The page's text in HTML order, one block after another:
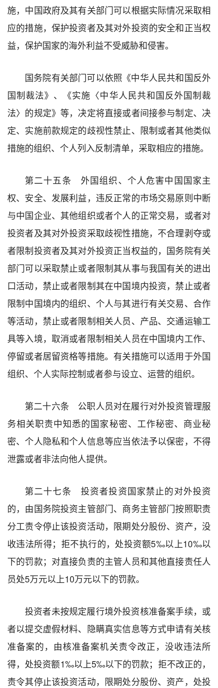
施，中国政府及其有关部门可以根据实际情况采取相
应的措施，保护投资者及其对外投资的安全和正当权
益，保护国家的海外利益不受威胁和侵害。
国务院有关部门可以依照《中华人民共和国反外
国制裁法》、《实施〈中华人民共和国反外国制裁
法〉的规定》等，决定将直接或者间接参与制定、决
定、实施前款规定的歧视性禁止、限制或者其他类似
措施的组织、个人列入反制清单，采取相应的措施。
第二十五条 外国组织、个人危害中国国家主
权、安全、发展利益，违反正常的市场交易原则中断
与中国企业、其他组织或者个人的正常交易，或者对
投资者及其对外投资采取歧视性措施，不合理剥夺或
者限制投资者及其对外投资正当权益的，国务院有关
部门可以采取禁止或者限制其从事与我国有关的进出
口活动，禁止或者限制其在中国境内投资，禁止或者
限制中国境内的组织、个人与其进行有关交易、合作
等活动，禁止或者限制相关人员、产品、交通运输工
具等入境，取消或者限制相关人员在中国境内工作、
停留或者居留资格等措施。有关措施可以适用于外国
组织、个人实际控制或者参与设立、运营的组织。
第二十六条 公职人员对在履行对外投资管理服
务相关职责中知悉的国家秘密、工作秘密、商业秘
密、个人隐私和个人信息等应当依法予以保密，不得
泄露或者非法向他人提供。
第二十七条 投资者投资国家禁止的对外投资
的，由国务院投资主管部门、商务主管部门按照职责
分工责令停止该投资活动，限期处分股份、资产，没
收违法所得；拒不执行的，处投资额5‰以上10‰以
下的罚款；对直接负责的主管人员和其他直接责任人
员处5万元以上10万元以下的罚款。
投资者未按规定履行境外投资核准备案手续，或
者以提交虚假材料、隐瞒真实信息等方式申请有关核
准备案的，由核准备案机关责令改正，没收违法所
得，处投资额1‰以上5‰以下的罚款；拒不改正的，
责令其停止该投资活动，限期处分股份、资产，处投